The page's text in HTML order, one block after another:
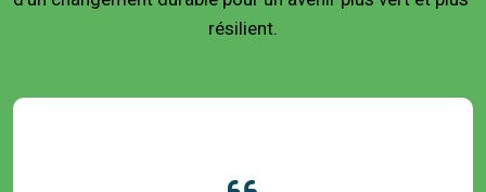
résilient.